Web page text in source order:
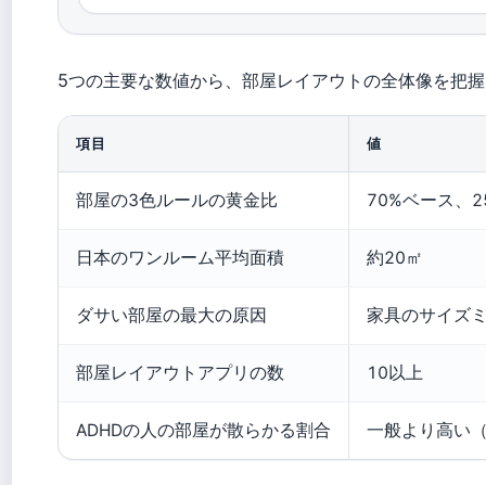
5つの主要な数値から、部屋レイアウトの全体像を把
項目 値
部屋の3色ルールの黄金比 70%ベース、
日本のワンルーム平均面積 約20㎡
ダサい部屋の最大の原因 家具のサイズ
部屋レイアウトアプリの数 10以上
ADHDの人の部屋が散らかる割合 一般より高い